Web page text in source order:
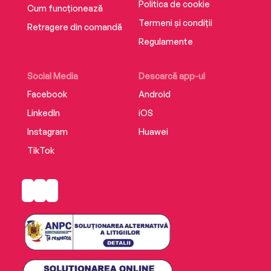
Cum funcționează
Retragere din comandă
Social Media
Facebook
LinkedIn
Instagram
TikTok
Descarcă app-ul
Android
iOS
Huawei
Politica de cookie
Termeni și condiții
Regulamente